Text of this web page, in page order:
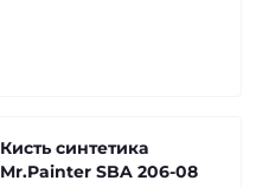
Кисть синтетика
Mr.Painter SBA 206-08